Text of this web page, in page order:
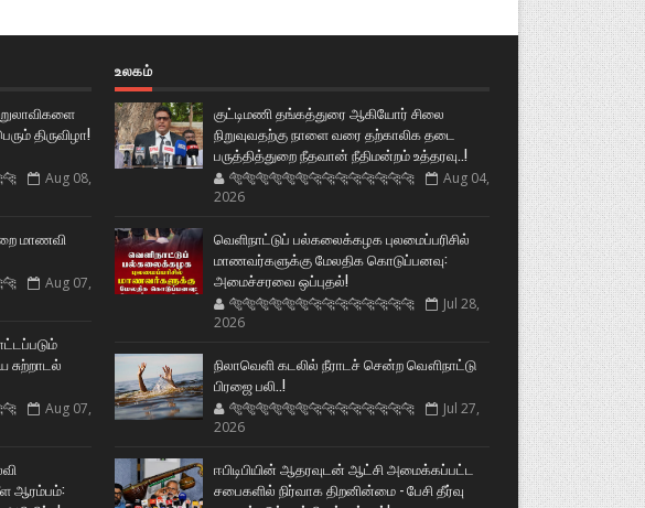
திருவிழா!
Aug 08,
மாணவி
Aug 07,
சுற்றாடல்
Aug 07,
ஆரம்பம்:
உலகம்
குட்டிமணி தங்கத்துரை ஆகியோர் சிலை
நிறுவுவதற்கு நாளை வரை தற்காலிக தடை
பருத்தித்துறை நீதவான் நீதிமன்றம் உத்தரவு..!
🐅🐅🐅🐅🐅🐅🐆🐆🐆🐆🐆🐆🐆🐆
Aug 04,
2026
வெளிநாட்டுப் பல்கலைக்கழக புலமைப்பரிசில்
மாணவர்களுக்கு மேலதிக கொடுப்பனவு:
அமைச்சரவை ஒப்புதல்!
🐅🐅🐅🐅🐅🐅🐆🐆🐆🐆🐆🐆🐆🐆
Jul 28,
2026
நிலாவெளி கடலில் நீராடச் சென்ற வௌிநாட்டு
பிரஜை பலி..!
🐅🐅🐅🐅🐅🐅🐆🐆🐆🐆🐆🐆🐆🐆
Jul 27,
2026
ஈபிடிபியின் ஆதரவுடன் ஆட்சி அமைக்கப்பட்ட
சபைகளில் நிர்வாக திறனின்மை - பேசி தீர்வு